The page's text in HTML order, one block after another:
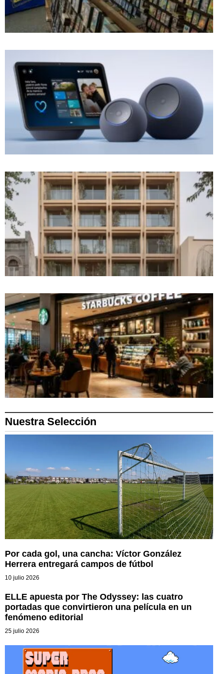
Nuestra Selección
Por cada gol, una cancha: Víctor González
Herrera entregará campos de fútbol
10 julio 2026
ELLE apuesta por The Odyssey: las cuatro
portadas que convirtieron una película en un
fenómeno editorial
25 julio 2026